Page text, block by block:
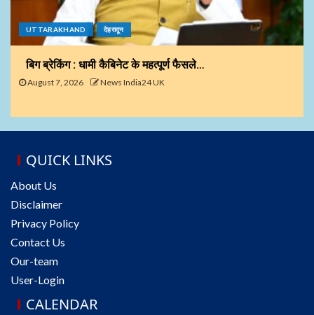
UTTARAKHAND देहरादून
बिग ब्रेकिंग : धामी कैबिनेट के महत्पूर्ण फैसले…
August 7, 2026 News India24 UK
QUICK LINKS
About Us
Disclaimer
Privacy Policy
Contact Us
Our-team
User-Login
CALENDAR